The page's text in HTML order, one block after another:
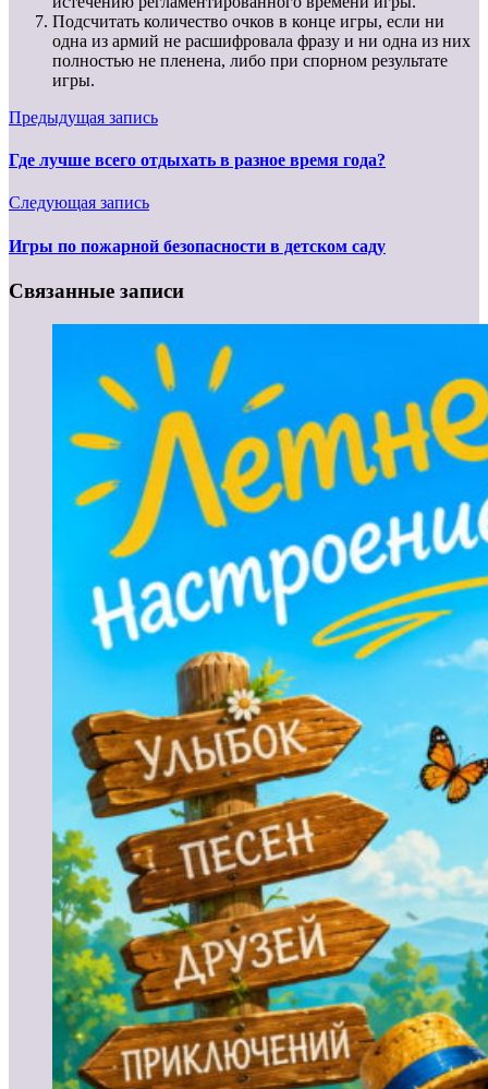
Подсчитать количество очков в конце игры, если ни
одна из армий не расшифровала фразу и ни одна из них
полностью не пленена, либо при спорном результате
игры.
Предыдущая запись
Где лучше всего отдыхать в разное время года?
Следующая запись
Игры по пожарной безопасности в детском саду
Связанные записи